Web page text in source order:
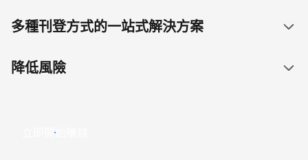
多種刊登方式的一站式解決方案
降低風險
立即開始賺錢